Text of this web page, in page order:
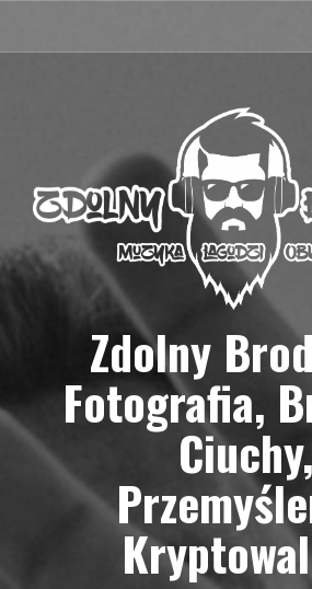
treści
Zdolny
Fotografia,
Ciuchy,